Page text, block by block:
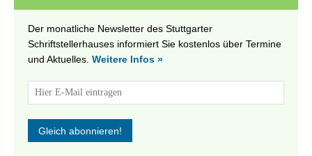
Der monatliche Newsletter des Stuttgarter
Schriftstellerhauses informiert Sie kostenlos über Termine
und Aktuelles. Weitere Infos »